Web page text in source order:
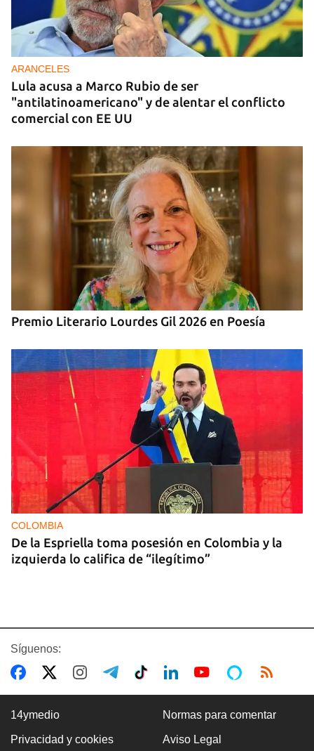
DONACIONES
China entrega otros 5.000 sistemas fotovoltaicos
para zonas rurales de Cuba
ARANCELES
Lula acusa a Marco Rubio de ser
"antilatinoamericano" y de alentar el conflicto
comercial con EE UU
Premio Literario Lourdes Gil 2026 en Poesía
COLOMBIA
De la Espriella toma posesión en Colombia y la
izquierda lo califica de “ilegítimo”
Síguenos:
14ymedio Normas para comentar
Privacidad y cookies Aviso Legal